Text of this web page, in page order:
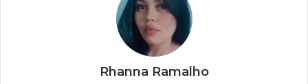
Rhanna Ramalho